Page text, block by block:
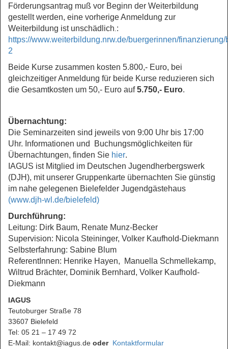
Förderungsantrag muß vor Beginn der Weiterbildung
gestellt werden, eine vorherige Anmeldung zur
Weiterbildung ist unschädlich.:
https://www.weiterbildung.nrw.de/buergerinnen/
2
Beide Kurse zusammen kosten 5.800,- Euro, bei
gleichzeitiger Anmeldung für beide Kurse reduzieren sich
die Gesamtkosten um 50,- Euro auf5.750,- Euro.
Übernachtung:
Die Seminarzeiten sind jeweils von 9:00 Uhr bis 17:00
Uhr. Informationen und Buchungsmöglichkeiten für
Übernachtungen, finden Sie hier.
IAGUS ist Mitglied im Deutschen Jugendherbergswerk
(DJH), mit unserer Gruppenkarte übernachten Sie günstig
im nahe gelegenen Bielefelder Jugendgästehaus
(www.djh-wl.de/bielefeld)
Durchführung:
Leitung: Dirk Baum, Renate Munz-Becker
Supervision: Nicola Steininger, Volker Kaufhold-Diekmann
Selbsterfahrung: Sabine Blum
ReferentInnen: Henrike Hayen, Manuella Schmellekamp,
Wiltrud Brächter, Dominik Bernhard, Volker Kaufhold-
Diekmann
IAGUS
Teutoburger Straße 78
33607 Bielefeld
Tel: 05 21 – 17 49 72
E-Mail: kontakt@iagus.de oder Kontaktformular